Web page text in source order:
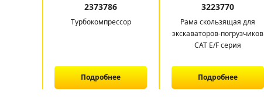
2373786
Турбокомпрессор
Подробнее
3223770
Рама скользящая для
экскаваторов-погрузчиков
CAT E/F серия
Подробнее